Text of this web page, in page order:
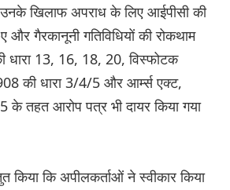
खिलाफ अपराध के लिए आईपीसी की
और गैरकानूनी गतिविधियों की रोकथाम
धारा 13, 16, 18, 20, विस्फोटक
की धारा 3/4/5 और आर्म्स एक्ट,
के तहत आरोप पत्र भी दायर किया गया
किया कि अपीलकर्ताओं ने स्वीकार किया